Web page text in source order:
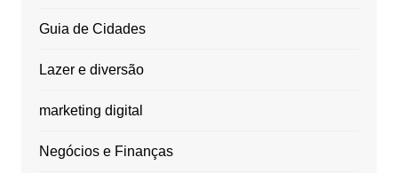
Guia de Cidades
Lazer e diversão
marketing digital
Negócios e Finanças